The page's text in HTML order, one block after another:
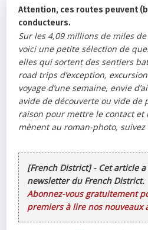
Attention, ces routes peuvent
conducteurs.
Sur les 4,09 millions de miles
voici une petite sélection de
elles qui sortent des sentiers
road trips d’exception,
voyage d’une semaine, envie
avide de découverte ou vide de
raison pour mettre le contact et
mènent au roman-photo, suivez
[French District] - Cet article
newsletter du French District.
Abonnez-vous gratuitement
premiers à lire nos nouveaux